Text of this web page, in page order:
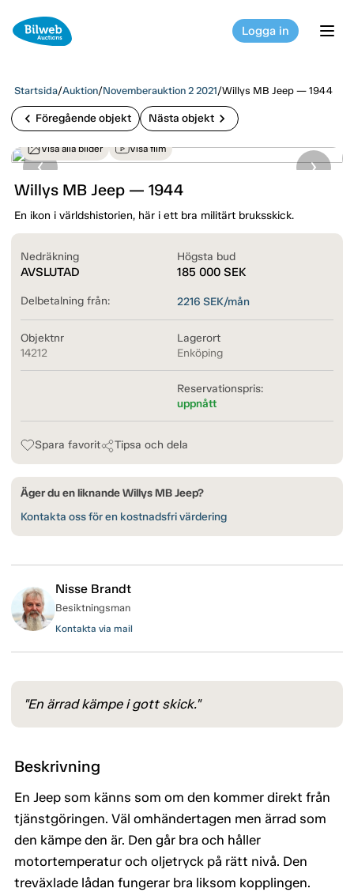
Logga in
Startsida/Auktion/Novemberauktion 2 2021/Willys MB Jeep — 1944
chevron_left Föregående objekt Nästa objekt chevron_right
Visa alla bilder Visa film
Willys MB Jeep — 1944
En ikon i världshistorien, här i ett bra militärt bruksskick.
Nedräkning
AVSLUTAD
Högsta bud
185 000 SEK
Delbetalning från: 2216 SEK/mån
Objektnr
14212
Lagerort
Enköping
Reservationspris:
uppnått
Spara favorit Tipsa och dela
Äger du en liknande Willys MB Jeep?
Kontakta oss för en kostnadsfri värdering
Nisse Brandt
Besiktningsman
Kontakta via mail
"En ärrad kämpe i gott skick."
Beskrivning
En Jeep som känns som om den kommer direkt från
tjänstgöringen. Väl omhändertagen men ärrad som
den kämpe den är. Den går bra och håller
motortemperatur och oljetryck på rätt nivå. Den
treväxlade lådan fungerar bra liksom kopplingen.